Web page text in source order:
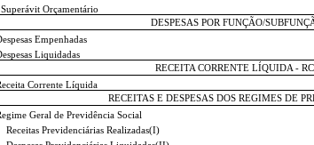
Superávit Orçamentário
DESPESAS POR FUNÇÃO/
Empenhadas
Liquidadas
RECEITA CORRENTE LÍQUIDA -
Corrente Líquida
RECEITAS E DESPESAS DOS REGIMES DE
Geral de Previdência Social
Receitas Previdenciárias Realizadas(I)